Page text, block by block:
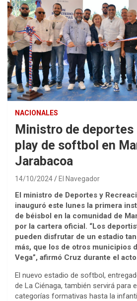
NACIONALES
Ministro de deportes
play de softbol en
Jarabacoa
14/10/2024 El Navegador
El ministro de Deportes y
inauguró este lunes la primera
de béisbol en la comunidad de
por la cartera oficial. “Los
pueden disfrutar de un estadio
más, que los de otros municipios
Vega”, afirmó Cruz durante el
El nuevo estadio de softbol,
de La Ciénaga, también servirá para
categorías formativas hasta la